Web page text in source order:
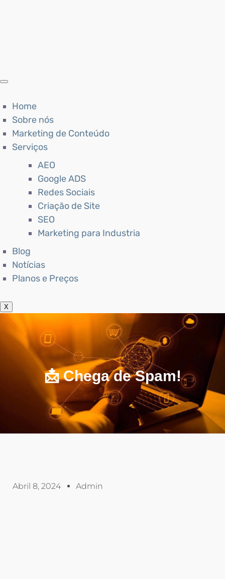
Home
Sobre nós
Marketing de Conteúdo
Serviços
AEO
Google ADS
Redes Sociais
Criação de Site
SEO
Marketing para Industria
Blog
Notícias
Planos e Preços
X
📩 Chega de Spam!
Abril 8, 2024 Admin